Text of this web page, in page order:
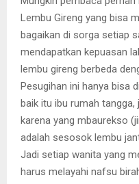
Lembu Gireng yang bisa
bagaikan di sorga setiap
mendapatkan kepuasan
lembu gireng berbeda
Pesugihan ini hanya bisa
baik itu ibu rumah tangga,
karena yang mbaurekso
adalah sesosok lembu
Jadi setiap wanita yang
harus melayahi nafsu